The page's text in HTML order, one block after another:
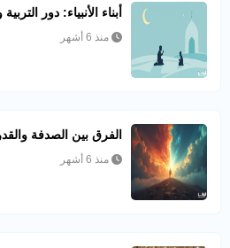
أبناء الأنبياء: دور
منذ 6 أشهر
الفرق بين الصدفة والقدر
منذ 6 أشهر